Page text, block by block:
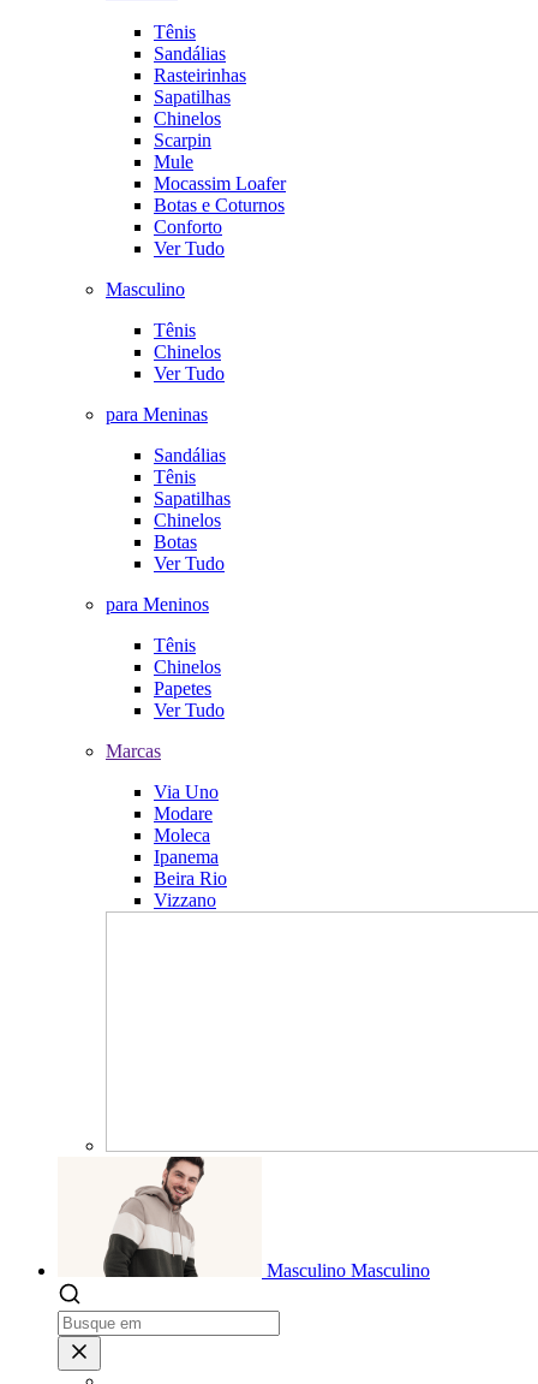
Tênis
Sandálias
Rasteirinhas
Sapatilhas
Chinelos
Scarpin
Mule
Mocassim Loafer
Botas e Coturnos
Conforto
Ver Tudo
Masculino
Tênis
Chinelos
Ver Tudo
para Meninas
Sandálias
Tênis
Sapatilhas
Chinelos
Botas
Ver Tudo
para Meninos
Tênis
Chinelos
Papetes
Ver Tudo
Marcas
Via Uno
Modare
Moleca
Ipanema
Beira Rio
Vizzano
Masculino Masculino